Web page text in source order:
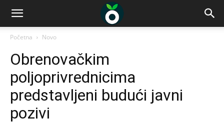
Početna Novo
Obrenovačkim
poljoprivrednicima
predstavljeni budući javni
pozivi